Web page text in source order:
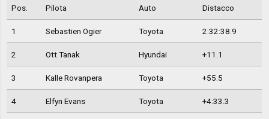
Pos. Pilota Auto Distacco
1 Sebastien Ogier Toyota 2:32:38.9
2 Ott Tanak Hyundai +11.1
3 Kalle Rovanpera Toyota +55.5
4 Elfyn Evans Toyota +4:33.3